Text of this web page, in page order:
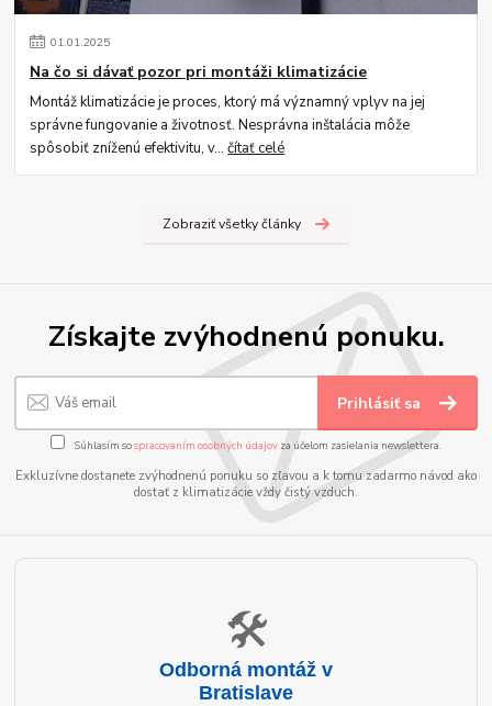
01.01.2025
Na čo si dávať pozor pri montáži klimatizácie
Montáž klimatizácie je proces, ktorý má významný vplyv na jej
správne fungovanie a životnosť. Nesprávna inštalácia môže
spôsobiť zníženú efektivitu, v...čítať celé
Zobraziť všetky články
Získajte zvýhodnenú ponuku.
Prihlásiť sa
Súhlasím sospracovaním osobných údajov za účelom zasielania newslettera.
Exkluzívne dostanete zvýhodnenú ponuku so zľavou a k tomu zadarmo návod ako
dostať z klimatizácie vždy čistý vzduch.
🛠️
Odborná montáž v
Bratislave